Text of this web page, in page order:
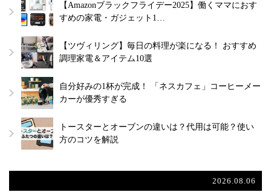
【Amazonブラックフライデー2025】働くママにおす
すめの家電・ガジェット1…
【ツヴィリング】毎日の料理が楽になる！ おすすめ
調理家電＆アイテム10選
自分好みの1杯が完成！ 「ネスカフェ」コーヒーメー
カーが優秀すぎる
トースターとオーブンの違いは？代用は可能？使い
方のコツを解説
2026.08.06